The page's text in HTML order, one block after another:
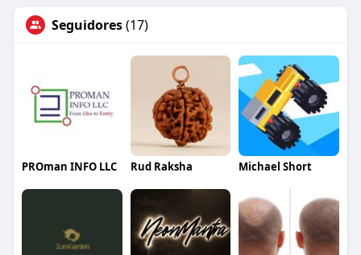
Seguidores(17)
PROman INFO LLC Rud Raksha Michael Short